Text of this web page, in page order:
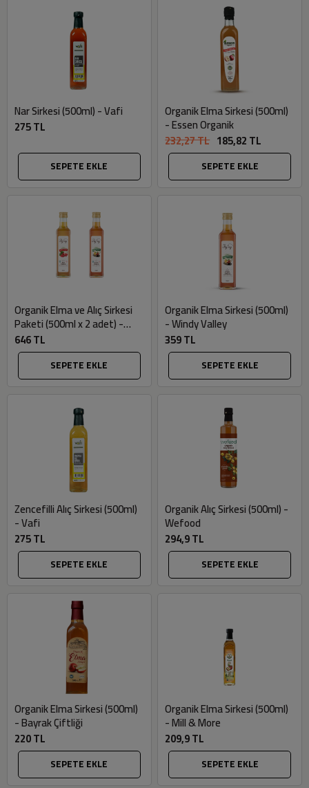
Nar Sirkesi (500ml) - Vafi
275 TL
SEPETE EKLE
Organik Elma Sirkesi (500ml)
- Essen Organik
232,27 TL 185,82 TL
SEPETE EKLE
Organik Elma ve Alıç Sirkesi
Paketi (500ml x 2 adet) -
Windy Valley
646 TL
SEPETE EKLE
Organik Elma Sirkesi (500ml)
- Windy Valley
359 TL
SEPETE EKLE
Zencefilli Alıç Sirkesi (500ml)
- Vafi
275 TL
SEPETE EKLE
Organik Alıç Sirkesi (500ml) -
Wefood
294,9 TL
SEPETE EKLE
Organik Elma Sirkesi (500ml)
- Bayrak Çiftliği
220 TL
SEPETE EKLE
Organik Elma Sirkesi (500ml)
- Mill & More
209,9 TL
SEPETE EKLE